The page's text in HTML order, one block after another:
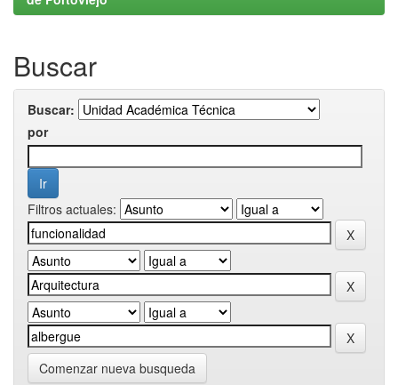
Buscar
Buscar:
por
Filtros actuales:
Comenzar nueva busqueda